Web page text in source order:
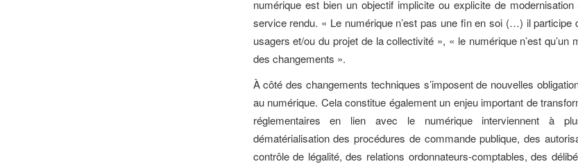
numérique est bien un objectif implicite ou explicite de modernisation
service rendu. « Le numérique n’est pas une fin en soi (…) il participe
usagers et/ou du projet de la collectivité », « le numérique n’est qu’un
des changements ».
À côté des changements techniques s’imposent de nouvelles
au numérique. Cela constitue également un enjeu important de
réglementaires en lien avec le numérique interviennent à
dématérialisation des procédures de commande publique, des
contrôle de légalité, des relations ordonnateurs-comptables, des